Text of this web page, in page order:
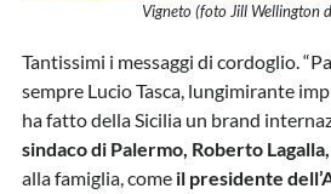
Vigneto (foto Jill Wellington
Tantissimi i messaggi di cordoglio.
sempre Lucio Tasca, lungimirante
ha fatto della Sicilia un brand
sindaco di Palermo, Roberto Lagalla,
alla famiglia, come il presidente